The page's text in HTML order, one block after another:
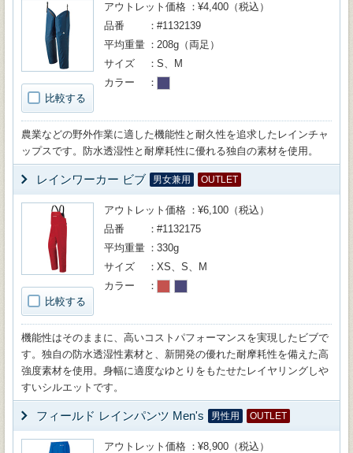
比較する
アウトレット価格
¥4,400（税込）
品番
#1132139
平均重量
208g（両足）
サイズ
S、M
カラー
農業などの野外作業に適した機能性と耐久性を追求したレインチャ
ップスです。防水透湿性と耐摩耗性に優れる独自の素材を使用。
レインワーカー ビブ 男女兼用 OUTLET
比較する
アウトレット価格
¥6,100（税込）
品番
#1132175
平均重量
330g
サイズ
XS、S、M
カラー
機能性はそのままに、高いコストパフォーマンスを実現したビブで
す。独自の防水透湿性素材と、新開発の優れた耐摩耗性を備えた高
強度素材を使用。身幅に適度なゆとりをもたせたレイヤリングしや
すいシルエットです。
フィールド レインパンツ Men's 男性用 OUTLET
アウトレット価格
¥8,900（税込）